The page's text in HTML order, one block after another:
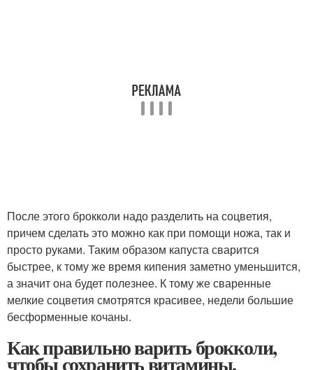
После этого брокколи надо разделить на соцветия,
причем сделать это можно как при помощи ножа, так и
просто руками. Таким образом капуста сварится
быстрее, к тому же время кипения заметно уменьшится,
а значит она будет полезнее. К тому же сваренные
мелкие соцветия смотрятся красивее, недели большие
бесформенные кочаны.
Как правильно варить брокколи,
чтобы сохранить витамины.